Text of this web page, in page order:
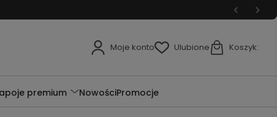
Moje konto Ulubione Koszyk:
premium NowościPromocje